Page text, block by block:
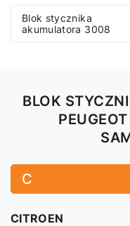
Blok stycznika
akumulatora 3008
BLOK
C
CITROEN